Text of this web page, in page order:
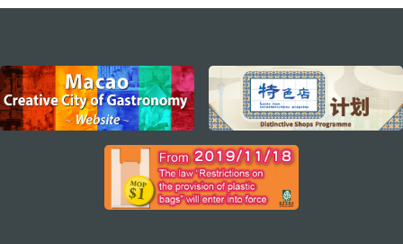
external links